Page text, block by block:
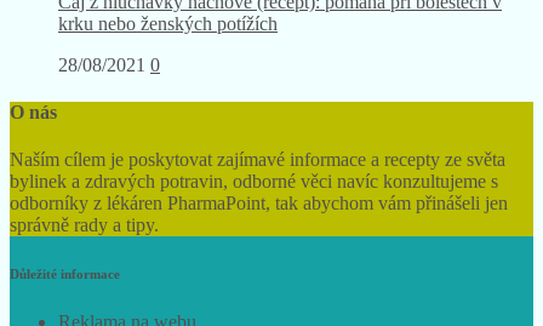
Čaj z hluchavky nachové (recept): pomáhá při bolestech v
krku nebo ženských potížích
0
Naším cílem je poskytovat zajímavé informace a recepty ze světa
bylinek a zdravých potravin, odborné věci navíc konzultujeme s
odborníky z lékáren PharmaPoint, tak abychom vám přinášeli jen
správně rady a tipy.